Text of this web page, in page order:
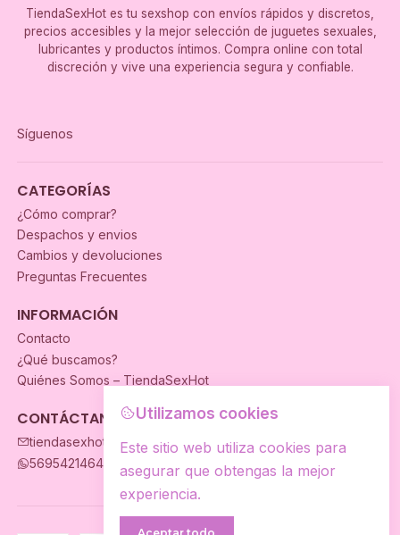
TiendaSexHot es tu sexshop con envíos rápidos y discretos,
precios accesibles y la mejor selección de juguetes sexuales,
lubricantes y productos íntimos. Compra online con total
discreción y vive una experiencia segura y confiable.
Síguenos
CATEGORÍAS
¿Cómo comprar?
Despachos y envios
Cambios y devoluciones
Preguntas Frecuentes
INFORMACIÓN
Contacto
¿Qué buscamos?
Quiénes Somos – TiendaSexHot
CONTÁCTANOS
tiendasexhot@gmail.com
56954214649
Utilizamos cookies
Este sitio web utiliza cookies para
asegurar que obtengas la mejor
experiencia.